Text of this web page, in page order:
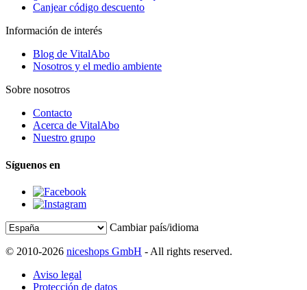
Canjear código descuento
Información de interés
Blog de VitalAbo
Nosotros y el medio ambiente
Sobre nosotros
Contacto
Acerca de VitalAbo
Nuestro grupo
Síguenos en
Cambiar país/idioma
© 2010-2026 niceshops GmbH - All rights reserved.
Aviso legal
Protección de datos